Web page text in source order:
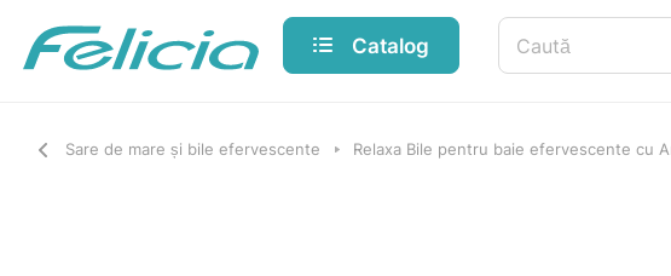
Catalog
Sare de mare și bile efervescente Relaxa Bile pentru baie efervescente cu